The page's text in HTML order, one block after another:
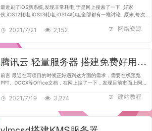
最近刷了iOS新系统,发现非常耗电,于是网上搜索了一下. 好家
伙,iOS12耗电,iOS13耗电,iOS14耗电,全部都有一堆讨论. 原来,每次
里记录一下iOS耗电解决办…
网络资源
2021/7/21 2,152
腾讯云 轻量服务器 搭建免费好用的在线office文档预览
前言 最近在写项目的时候正好遇到这方面的需求，需要在线预览
PPT、DOCX等Office文档，在网上搜了一下，发现目前市面上阿里
现价格都不算低，且阿里云的服…
建站教程
2021/7/19 3,274